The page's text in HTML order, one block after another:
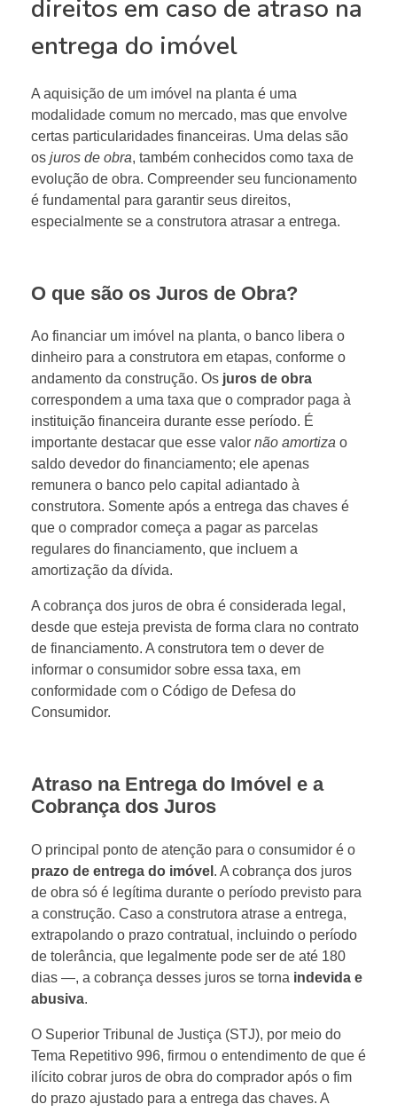
direitos em caso de atraso na
entrega do imóvel
A aquisição de um imóvel na planta é uma
modalidade comum no mercado, mas que envolve
certas particularidades financeiras. Uma delas são
os juros de obra, também conhecidos como taxa de
evolução de obra. Compreender seu funcionamento
é fundamental para garantir seus direitos,
especialmente se a construtora atrasar a entrega.
O que são os Juros de Obra?
Ao financiar um imóvel na planta, o banco libera o
dinheiro para a construtora em etapas, conforme o
andamento da construção. Os juros de obra
correspondem a uma taxa que o comprador paga à
instituição financeira durante esse período. É
importante destacar que esse valor não amortiza o
saldo devedor do financiamento; ele apenas
remunera o banco pelo capital adiantado à
construtora. Somente após a entrega das chaves é
que o comprador começa a pagar as parcelas
regulares do financiamento, que incluem a
amortização da dívida.
A cobrança dos juros de obra é considerada legal,
desde que esteja prevista de forma clara no contrato
de financiamento. A construtora tem o dever de
informar o consumidor sobre essa taxa, em
conformidade com o Código de Defesa do
Consumidor.
Atraso na Entrega do Imóvel e a
Cobrança dos Juros
O principal ponto de atenção para o consumidor é o
prazo de entrega do imóvel . A cobrança dos juros
de obra só é legítima durante o período previsto para
a construção. Caso a construtora atrase a entrega,
extrapolando o prazo contratual, incluindo o período
de tolerância, que legalmente pode ser de até 180
dias —, a cobrança desses juros se torna indevida e
abusiva.
O Superior Tribunal de Justiça (STJ), por meio do
Tema Repetitivo 996, firmou o entendimento de que é
ilícito cobrar juros de obra do comprador após o fim
do prazo ajustado para a entrega das chaves. A